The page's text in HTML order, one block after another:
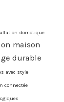
domotique
maison
durable
avec style
connectée